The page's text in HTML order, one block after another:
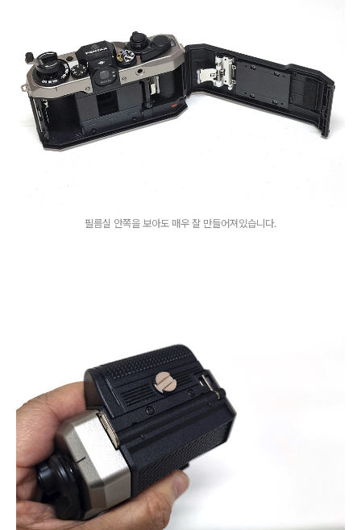
필름실 안쪽을 보아도 매우 잘 만들어져있습니다.